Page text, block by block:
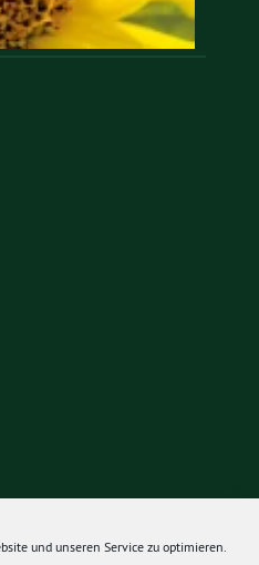
und unseren Service zu optimieren.